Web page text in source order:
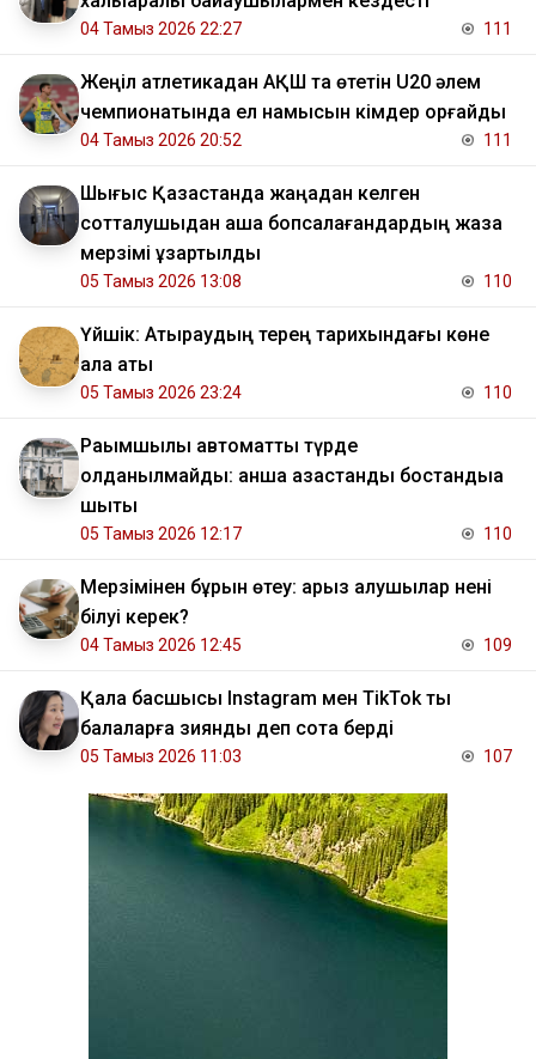
04 Тамыз 2026 22:27 111
Жеңіл атлетикадан АҚШ та өтетін U20 әлем
чемпионатында ел намысын кімдер қорғайды
04 Тамыз 2026 20:52 111
Шығыс Қазақстанда жаңадан келген
сотталушыдан ақша бопсалағандардың жаза
мерзімі ұзартылды
05 Тамыз 2026 13:08 110
Үйшік: Атыраудың терең тарихындағы көне
қала аты
05 Тамыз 2026 23:24 110
Рақымшылық автоматты түрде
қолданылмайды: қанша қазақстандық бостандыққа
шықты
05 Тамыз 2026 12:17 110
Мерзімінен бұрын өтеу: қарыз алушылар нені
білуі керек?
04 Тамыз 2026 12:45 109
Қала басшысы Instagram мен TikTok ты
балаларға зиянды деп сотқа берді
05 Тамыз 2026 11:03 107